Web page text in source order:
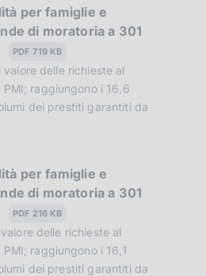
per famiglie e
di moratoria a 301
PDF 719 KB
delle richieste al
PMI; raggiungono i 16,6
dei prestiti garantiti da
per famiglie e
di moratoria a 301
PDF 216 KB
delle richieste al
raggiungono i 16,1
dei prestiti garantiti da